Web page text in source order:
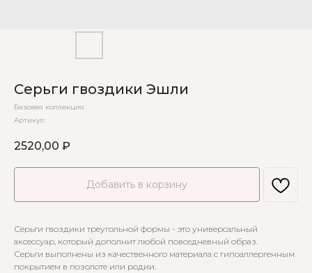
Серьги гвоздики Эшли
Базовая коллекция
Артикул:
2520,00 ₽
Добавить в корзину
Серьги гвоздики треугольной формы - это универсальный
аксессуар, который дополнит любой повседневный образ.
Серьги выполнены из качественного материала с гипоаллергенным
покрытием в позолоте или родии.